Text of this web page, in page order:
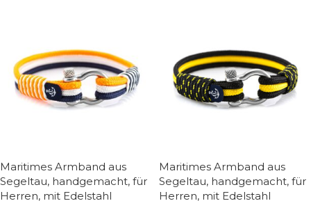
Maritimes Armband aus
Segeltau, handgemacht, für
Herren, mit Edelstahl
Maritimes Armband aus
Segeltau, handgemacht, für
Herren, mit Edelstahl